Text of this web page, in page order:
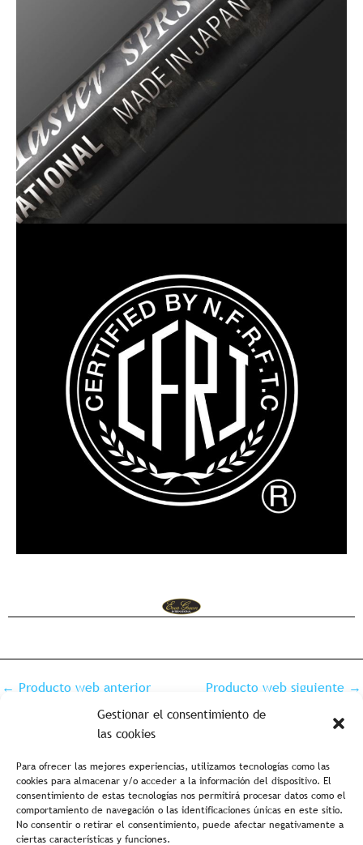
Gestionar el consentimiento de
las cookies
Para ofrecer las mejores experiencias, utilizamos tecnologías como las
cookies para almacenar y/o acceder a la información del dispositivo. El
consentimiento de estas tecnologías nos permitirá procesar datos como el
comportamiento de navegación o las identificaciones únicas en este sitio.
No consentir o retirar el consentimiento, puede afectar negativamente a
ciertas características y funciones.
← Producto web anterior Producto web siguiente →